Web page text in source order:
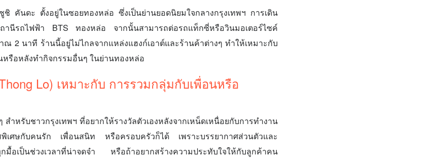
ชิ คันดะ ตั้งอยู่ในซอยทองหล่อ ซึ่งเป็นย่านยอดนิยมใจกลางกรุงเทพฯ การเดิน
ถานีรถไฟฟ้า BTS ทองหล่อ จากนั้นสามารถต่อรถแท็กซี่หรือวินมอเตอร์ไซค์
ณ 2 นาที ร้านนี้อยู่ไม่ไกลจากแหล่งแฮงก์เอาต์และร้านค้าต่างๆ ทำให้เหมาะกับ
รือหลังทำกิจกรรมอื่นๆ ในย่านทองหล่อ
Lo) เหมาะกับ การรวมกลุ่มกับเพื่อนหรือ
ำหรับชาวกรุงเทพฯ ที่อยากให้รางวัลตัวเองหลังจากเหน็ดเหนื่อยกับการทำงาน
พิเศษกับคนรัก เพื่อนสนิท หรือครอบครัวก็ได้ เพราะบรรยากาศส่วนตัวและ
กมื้อเป็นช่วงเวลาที่น่าจดจำ หรือถ้าอยากสร้างความประทับใจให้กับลูกค้าคน